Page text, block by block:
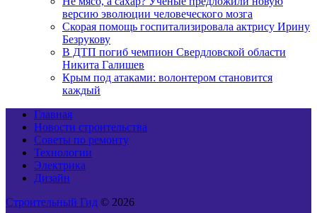
версию эволюции человеческого мозга
Скорая помощь госпитализировала актрису Ирину
Безрукову
В ДТП погиб чемпион Свердловской области
Никита Галишев
Крым под атаками: волонтером становится
каждый
Главная
Новости строительства
Советы по ремонту
Технологии
Электрика
Дизайн
Строительный Гид © 2026